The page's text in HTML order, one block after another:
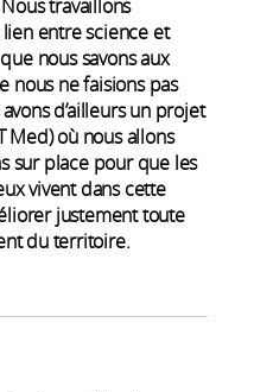
travaillons
entre science et
nous savons aux
nous ne faisions pas
d’ailleurs un projet
Med) où nous allons
sur place pour que les
vivent dans cette
justement toute
du territoire.